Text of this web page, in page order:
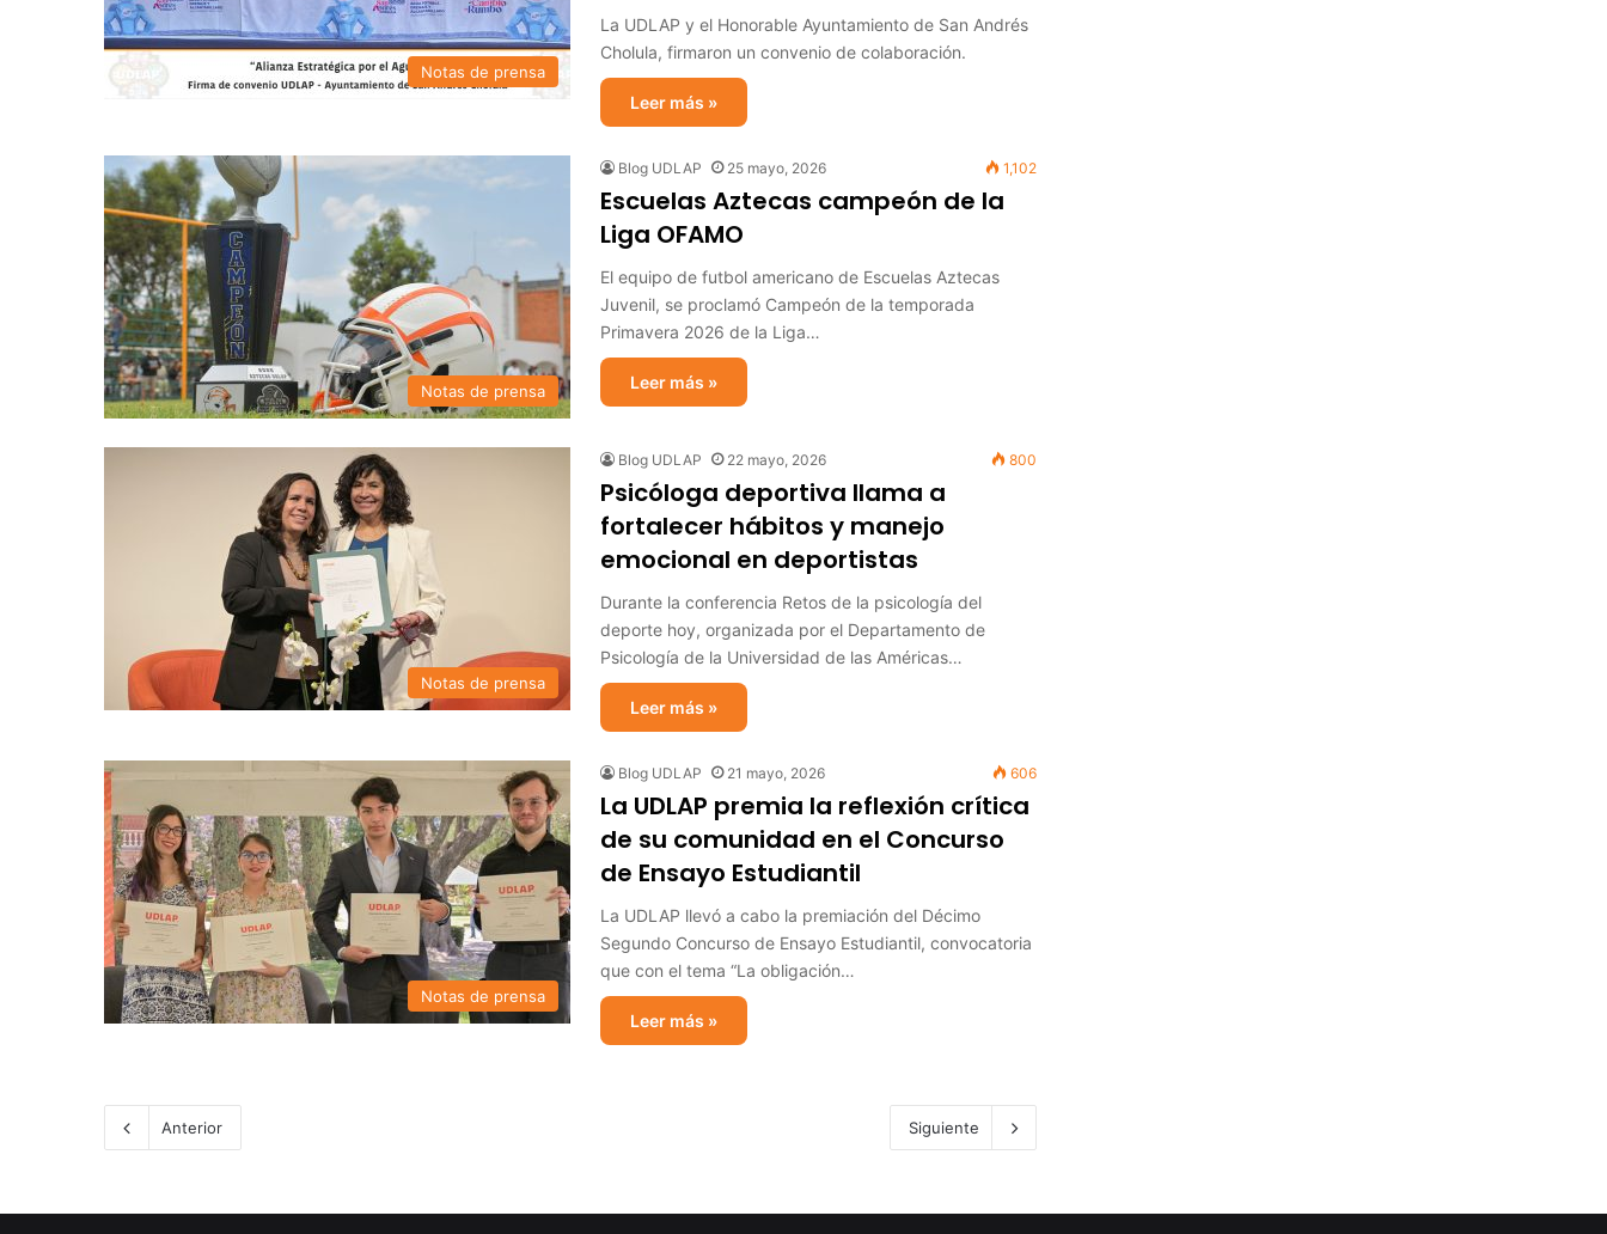
Notas de prensa
La UDLAP y el Honorable Ayuntamiento de San Andrés
Cholula, firmaron un convenio de colaboración.
Leer más »
Notas de prensa
Blog UDLAP 25 mayo, 2026 1,102
Escuelas Aztecas campeón de la
Liga OFAMO
El equipo de futbol americano de Escuelas Aztecas
Juvenil, se proclamó Campeón de la temporada
Primavera 2026 de la Liga…
Leer más »
Notas de prensa
Blog UDLAP 22 mayo, 2026 800
Psicóloga deportiva llama a
fortalecer hábitos y manejo
emocional en deportistas
Durante la conferencia Retos de la psicología del
deporte hoy, organizada por el Departamento de
Psicología de la Universidad de las Américas…
Leer más »
Notas de prensa
Blog UDLAP 21 mayo, 2026 606
La UDLAP premia la reflexión crítica
de su comunidad en el Concurso
de Ensayo Estudiantil
La UDLAP llevó a cabo la premiación del Décimo
Segundo Concurso de Ensayo Estudiantil, convocatoria
que con el tema “La obligación…
Leer más »
Anterior Siguiente